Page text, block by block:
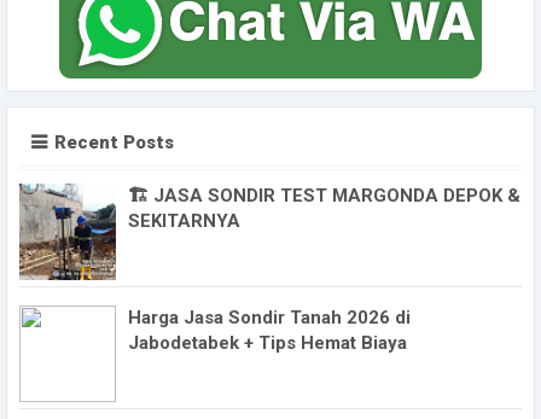
Recent Posts
🏗️ JASA SONDIR TEST MARGONDA DEPOK &
SEKITARNYA
Harga Jasa Sondir Tanah 2026 di
Jabodetabek + Tips Hemat Biaya